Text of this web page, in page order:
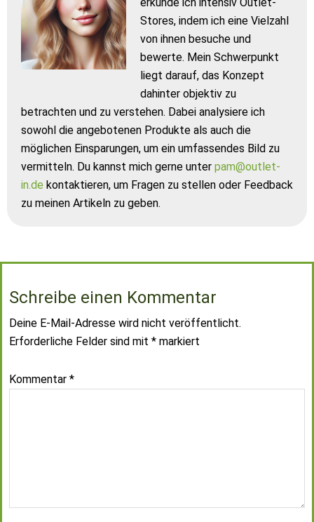
Stores, indem ich eine Vielzahl
von ihnen besuche und
bewerte. Mein Schwerpunkt
liegt darauf, das Konzept
dahinter objektiv zu
betrachten und zu verstehen. Dabei analysiere ich
sowohl die angebotenen Produkte als auch die
möglichen Einsparungen, um ein umfassendes Bild zu
vermitteln. Du kannst mich gerne unter pam@outlet-
in.de kontaktieren, um Fragen zu stellen oder Feedback
zu meinen Artikeln zu geben.
Schreibe einen Kommentar
Deine E-Mail-Adresse wird nicht veröffentlicht.
Erforderliche Felder sind mit * markiert
Kommentar *